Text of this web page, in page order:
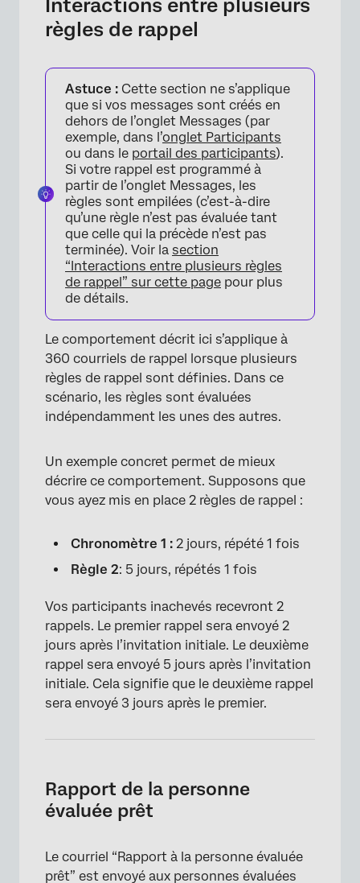
×
Interactions entre plusieurs
règles de rappel
Astuce : Cette section ne s’applique
que si vos messages sont créés en
dehors de l’onglet Messages (par
exemple, dans l’onglet Participants
ou dans le portail des participants).
Si votre rappel est programmé à
partir de l’onglet Messages, les
règles sont empilées (c’est-à-dire
qu’une règle n’est pas évaluée tant
que celle qui la précède n’est pas
terminée). Voir la section
“Interactions entre plusieurs règles
de rappel” sur cette page pour plus
de détails.
Le comportement décrit ici s’applique à
360 courriels de rappel lorsque plusieurs
règles de rappel sont définies. Dans ce
scénario, les règles sont évaluées
indépendamment les unes des autres.
Un exemple concret permet de mieux
décrire ce comportement. Supposons que
vous ayez mis en place 2 règles de rappel :
Chronomètre 1 : 2 jours, répété 1 fois
Règle 2: 5 jours, répétés 1 fois
Vos participants inachevés recevront 2
rappels. Le premier rappel sera envoyé 2
jours après l’invitation initiale. Le deuxième
rappel sera envoyé 5 jours après l’invitation
initiale. Cela signifie que le deuxième rappel
sera envoyé 3 jours après le premier.
Rapport de la personne
évaluée prêt
Le courriel “Rapport à la personne évaluée
prêt” est envoyé aux personnes évaluées